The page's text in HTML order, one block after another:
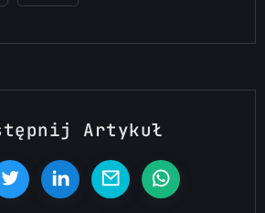
Artykuł